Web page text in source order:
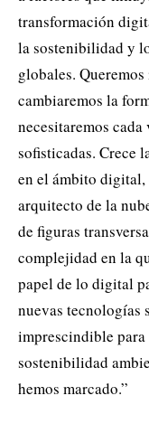
transformación
la sostenibilidad y
globales.
cambiaremos la
necesitaremos
sofisticadas. Crece
en el ámbito digital,
arquitecto de la
de figuras
complejidad en la
papel de lo digital
nuevas tecnologías
imprescindible
sostenibilidad
hemos marcado.”